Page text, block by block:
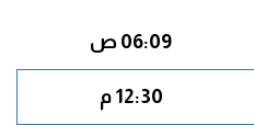
06:09 ص
12:30 م